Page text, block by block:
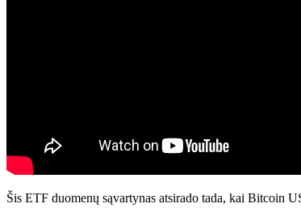
Šis ETF duomenų sąvartynas atsirado tada, kai Bitcoin